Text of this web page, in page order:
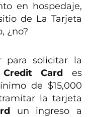
en hospedaje,
de La Tarjeta
¿no?
para solicitar la
Card es
de $15,000
la tarjeta
un ingreso a